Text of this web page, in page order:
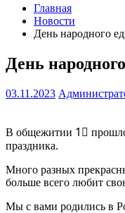
Главная
Новости
День народного
День
03.11.2023
В общежитии 1⃣
праздника.
Много разных
больше всего любит
Мы с вами родились в